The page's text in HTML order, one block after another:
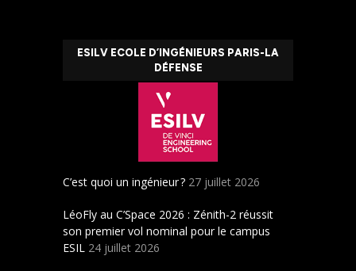
ESILV ECOLE D’INGÉNIEURS PARIS-LA
DÉFENSE
C’est quoi un ingénieur ? 27 juillet 2026
LéoFly au C’Space 2026 : Zénith-2 réussit
son premier vol nominal pour le campus
ESIL 24 juillet 2026